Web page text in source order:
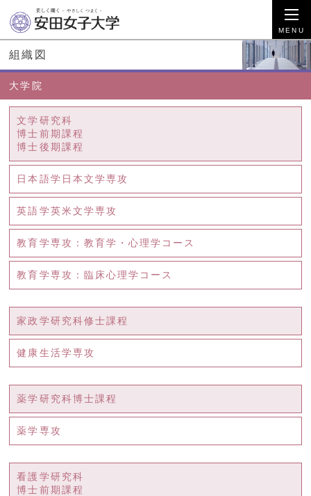
組織図
大学院
文学研究科
博士前期課程
博士後期課程
日本語学日本文学専攻
英語学英米文学専攻
教育学専攻：教育学・心理学コース
教育学専攻：臨床心理学コース
家政学研究科修士課程
健康生活学専攻
薬学研究科博士課程
薬学専攻
看護学研究科
博士前期課程